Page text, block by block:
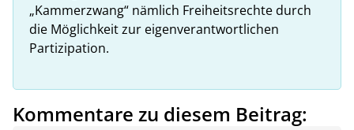
„Kammerzwang“ nämlich Freiheitsrechte durch
die Möglichkeit zur eigenverantwortlichen
Partizipation.
Kommentare zu diesem Beitrag: